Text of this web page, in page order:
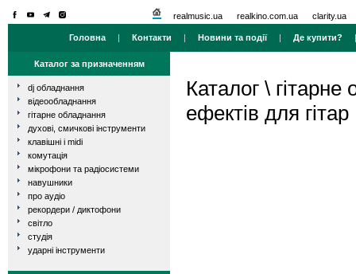
realmusic.ua realkino.com.ua clarity.ua
Головна | Контакти | Новини та події| Де купити?
Каталог за призначенням
dj обладнання
відеообладнання
гітарне обладнання
духові, смичкові інструменти
клавішні і midi
комутація
мікрофони та радіосистеми
навушники
про аудіо
рекордери / диктофони
світло
студія
ударні інструменти
Каталог \ гітарне
ефектів для гітар